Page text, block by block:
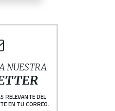
NUESTRA
RELEVANTE DEL
EN TU CORREO.